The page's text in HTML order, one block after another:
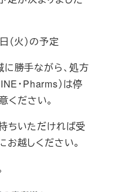
（火）の予定
に勝手ながら、処方
・Pharms）は停
ください。
ちいただければ受
お越しください。